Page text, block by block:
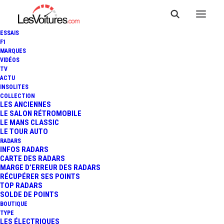
ESSAIS
F1
MARQUES
VIDÉOS
TV
ACTU
INSOLITES
COLLECTION
LES ANCIENNES
LE SALON RÉTROMOBILE
LE MANS CLASSIC
LE TOUR AUTO
RADARS
INFOS RADARS
CARTE DES RADARS
MARGE D’ERREUR DES RADARS
RÉCUPÉRER SES POINTS
TOP RADARS
SOLDE DE POINTS
BOUTIQUE
TYPE
LES ÉLECTRIQUES
21 février 2018
PORSCHE 911 GT3 RS :